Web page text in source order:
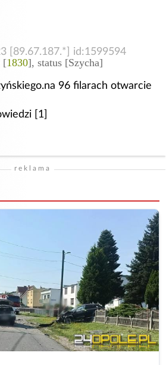
[89.67.187.*] id:1599594
[1830], status [Szycha]
96 filarach otwarcie
[1]
reklama